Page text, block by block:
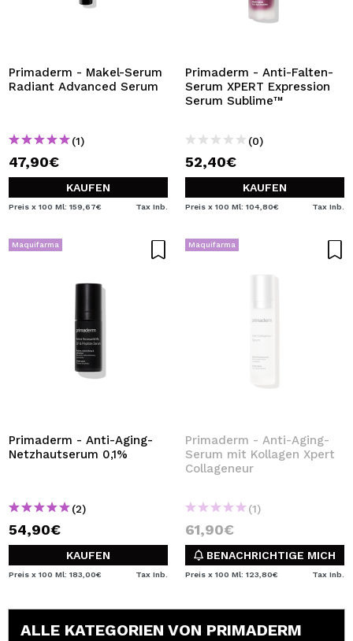
Primaderm - Makel-Serum
Radiant Advanced Serum
(1)
47,90€
KAUFEN
Preis x 100 Ml: 159,67€ Tax Inb.
Primaderm - Anti-Falten-
Serum XPERT Expression
Serum Sublime™
(0)
52,40€
KAUFEN
Preis x 100 Ml: 104,80€ Tax Inb.
Maquifarma
Primaderm - Anti-Aging-
Netzhautserum 0,1%
(2)
54,90€
KAUFEN
Preis x 100 Ml: 183,00€ Tax Inb.
Maquifarma
Primaderm - Anti-Aging-
Serum mit Kollagen Xpert
Collageneur
(1)
61,90€
BENACHRICHTIGE MICH
Preis x 100 Ml: 123,80€ Tax Inb.
ALLE KATEGORIEN VON PRIMADERM